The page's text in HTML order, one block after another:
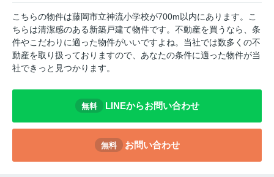
こちらの物件は藤岡市立神流小学校が700m以内にあります。こ
ちらは清潔感のある新築戸建て物件です。不動産を買うなら、条
件やこだわりに適った物件がいいですよね。当社では数多くの不
動産を取り扱っておりますので、あなたの条件に適った物件が当
社できっと見つかります。
無料 LINEからお問い合わせ
無料 お問い合わせ